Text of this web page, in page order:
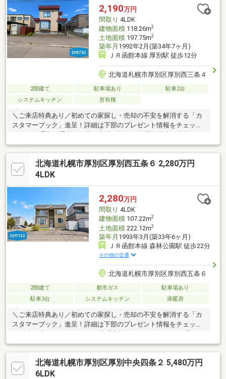
建・土地どちらでも販売中】土地購入場合は建築条件なく、お好
きな会社で理想のマイホームを建築できます。
2,190万円
間取り 4LDK
建物面積118.26m2
土地面積197.75m2
築年月 1992年2月(築34年7ヶ月)
ＪＲ函館本線 厚別駅 徒歩12分
北海道札幌市厚別区厚別西三条４
2階建て 駐車場あり
駐車2台
システムキッチン
所有権
＼ご来店特典あり／初めての家探し・売却の不安を解消する「カ
スタマーブック」進呈！詳細は下部のプレゼント情報をチェック
ではの落ち着いた住環境が魅力です。●4LDKで子供部屋や在宅ワ
ークスペースなど、ご家族のライフスタイルに合わせて使い分け
ができます。●お子様がのびのびと遊べる広々とした厚別西公園
が近くにあり、子育てファミリーに理想的な住環境。●リビング
ます。●青空駐車2台可能（車種による）。前面道路は約12mでゆ
とりがあり、通行や駐車もスムーズ。
北海道札幌市厚別区厚別西五条６ 2,280万円
4LDK
2,280万円
間取り 4LDK
建物面積107.22m2
土地面積222.12m2
築年月 1993年3月(築33年6ヶ月)
ＪＲ函館本線 森林公園駅 徒歩22分
その他の交通
北海道札幌市厚別区厚別西五条６
2階建て 都市ガス
駐車場あり
駐車3台
システムキッチン 床暖房
＼ご来店特典あり／初めての家探し・売却の不安を解消する「カ
スタマーブック」進呈！詳細は下部のプレゼント情報をチェック
くれます。●公園の目の前という贅沢なロケーション。●前面道は
約8.0ｍと圧迫感が少なく、開放的です。お車の出し入れもしやす
いです。●敷地が約67坪と余裕のある広さで家の目の前でBBQを
楽しめます。●小中学校が徒歩圏内で通学面でも安心。●4台以上
北海道札幌市厚別区厚別中央四条２ 5,480万円
6LDK